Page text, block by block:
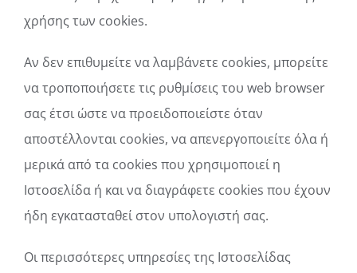
χρήσης των cookies.
Αν δεν επιθυμείτε να λαμβάνετε cookies, μπορείτε
να τροποποιήσετε τις ρυθμίσεις του web browser
σας έτσι ώστε να προειδοποιείστε όταν
αποστέλλονται cookies, να απενεργοποιείτε όλα ή
μερικά από τα cookies που χρησιμοποιεί η
Iστοσελίδα ή και να διαγράφετε cookies που έχουν
ήδη εγκατασταθεί στον υπολογιστή σας.
Οι περισσότερες υπηρεσίες της Ιστοσελίδας